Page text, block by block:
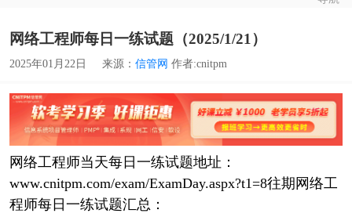
网络工程师每日一练试题（2025/1/21）
2025年01月22日 来源： 信管网 作者:cnitpm
网络工程师当天每日一练试题地址：
www.cnitpm.com/exam/ExamDay.aspx?t1=8往期网络工
程师每日一练试题汇总：